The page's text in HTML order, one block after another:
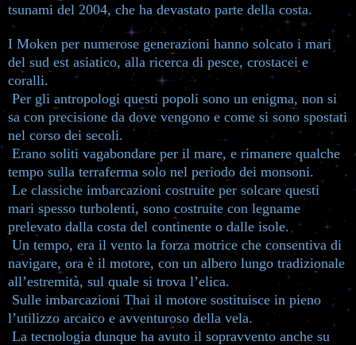
tsunami del 2004, che ha devastato parte della costa.
I Moken per numerose generazioni hanno solcato i mari
del sud est asiatico, alla ricerca di pesce, crostacei e
coralli.
Per gli antropologi questi popoli sono un enigma, non si
sa con precisione da dove vengono e come si sono spostati
nel corso dei secoli.
Erano soliti vagabondare per il mare, e rimanere qualche
tempo sulla terraferma solo nel periodo dei monsoni.
Le classiche imbarcazioni costruite per solcare questi
mari spesso turbolenti, sono costruite con legname
prelevato dalla costa del continente o dalle isole.
Un tempo, era il vento la forza motrice che consentiva di
navigare, ora è il motore, con un albero lungo tradizionale
all’estremità, sul quale si trova l’elica.
Sulle imbarcazioni Thai il motore sostituisce in pieno
l’utilizzo arcaico e avventuroso della vela.
La tecnologia dunque ha avuto il sopravvento anche su